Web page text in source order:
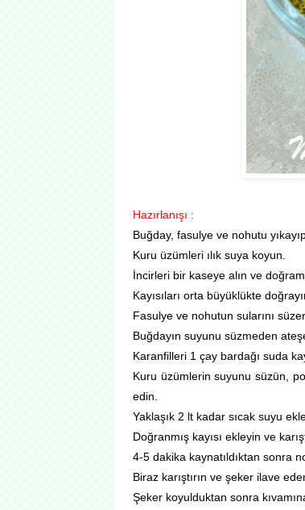
Hazırlanışı :
Buğday, fasulye ve nohutu
Kuru üzümleri ılık suya koyun.
İncirleri bir kaseye alın ve
Kayısıları orta büyüklükte
Fasulye ve nohutun sularını
Buğdayın suyunu süzmeden
Karanfilleri 1 çay bardağı suda
Kuru üzümlerin suyunu süzün,
edin.
Yaklaşık 2 lt kadar sıcak suyu
Doğranmış kayısı ekleyin ve
4-5 dakika kaynatıldıktan sonra
Biraz karıştırın ve şeker ilave
Şeker koyulduktan sonra